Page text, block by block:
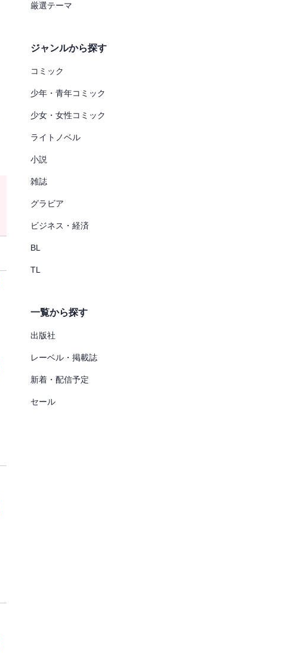
厳選テーマ
ジャンルから探す
コミック
少年・青年コミック
少女・女性コミック
ライトノベル
小説
雑誌
グラビア
ビジネス・経済
BL
TL
一覧から探す
出版社
レーベル・掲載誌
新着・配信予定
セール